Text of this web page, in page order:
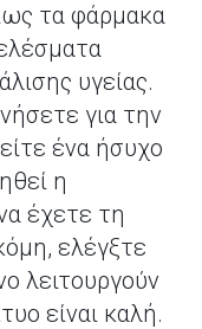
τα φάρμακα
υγείας.
για την
ένα ήσυχο
η
έχετε τη
ελέγξτε
λειτουργούν
είναι καλή.